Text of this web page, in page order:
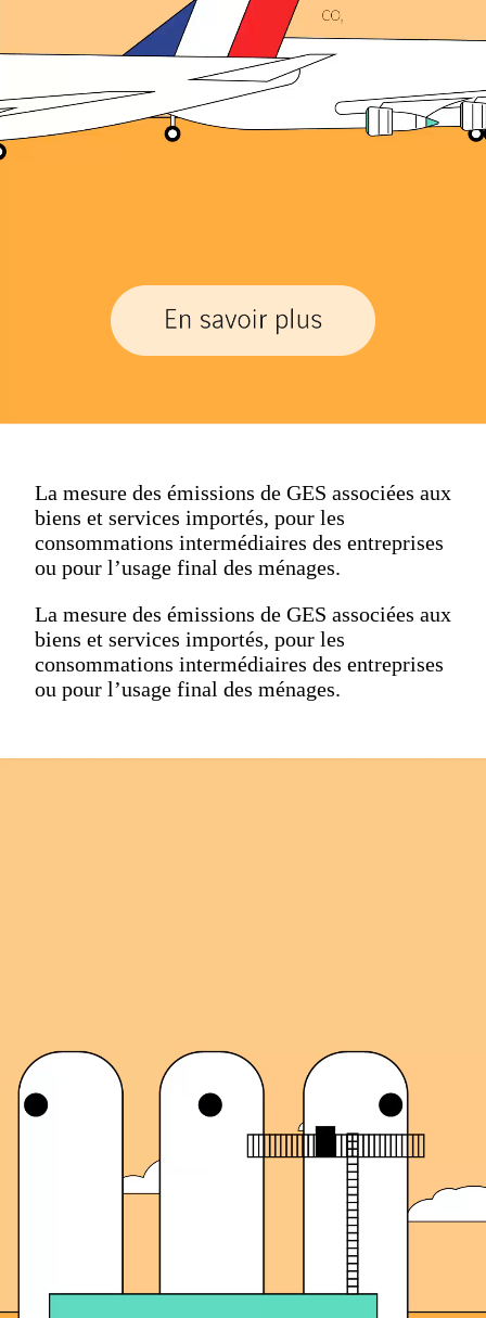
La mesure des émissions de GES associées aux
biens et services importés, pour les
consommations intermédiaires des entreprises
ou pour l’usage final des ménages.
La mesure des émissions de GES associées aux
biens et services importés, pour les
consommations intermédiaires des entreprises
ou pour l’usage final des ménages.